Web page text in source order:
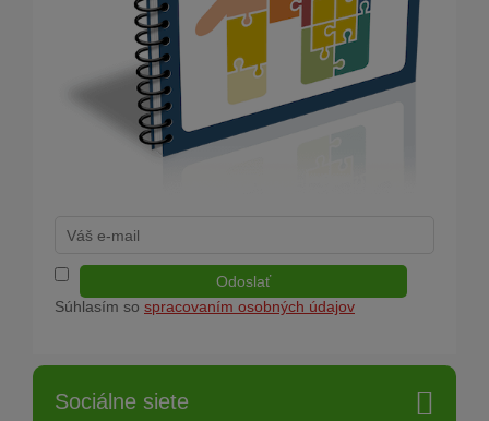
Odoslať
Súhlasím so spracovaním osobných údajov
Sociálne siete